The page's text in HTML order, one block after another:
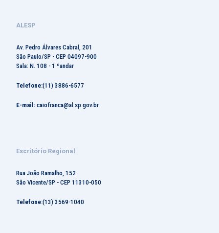
ALESP
Av. Pedro Álvares Cabral, 201
São Paulo/SP - CEP 04097-900
Sala: N. 108 - 1 ºandar
Telefone:(11) 3886-6577
E-mail: caiofranca@al.sp.gov.br
Escritório Regional
Rua João Ramalho, 152
São Vicente/SP - CEP 11310-050
Telefone:(13) 3569-1040